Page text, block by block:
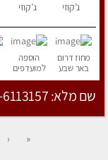
ג’קוזי ג’קוזי
מחוז דרום
באר שבע
הוספה
למועדפים
«
‹